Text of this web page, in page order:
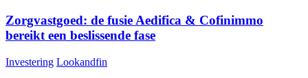
Zorgvastgoed: de fusie Aedifica & Cofinimmo
bereikt een beslissende fase
Investering Lookandfin